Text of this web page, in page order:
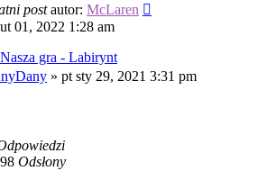
postautor: McLaren
01, 2022 1:28 am
gra - Labirynt
» pt sty 29, 2021 3:31 pm
Odsłony